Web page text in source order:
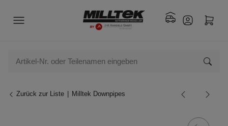
Zurück zur Liste Milltek Downpipes